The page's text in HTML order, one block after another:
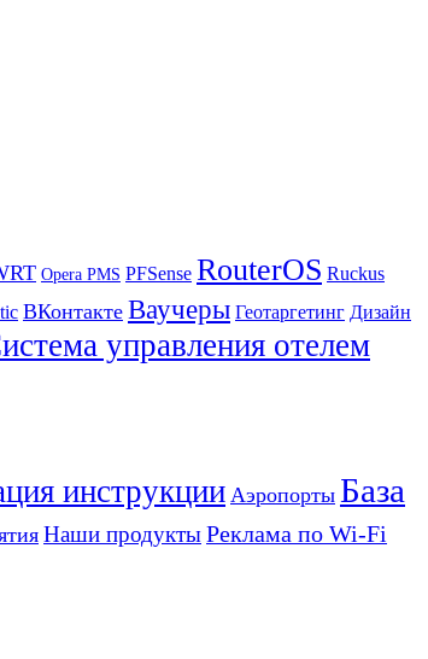
Opera PMS PFSense RouterOS Ruckus
ВКонтакте Ваучеры Геотаргетинг Дизайн
управления отелем
инструкции Аэропорты База
Наши продуктыРеклама по Wi-Fi